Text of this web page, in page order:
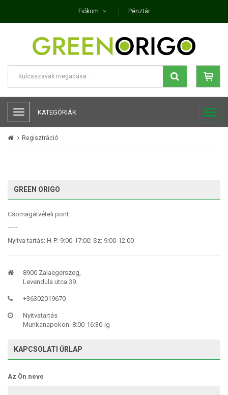
Fiókom Pénztár
KATEGÓRIÁK
Regisztráció
GREEN ORIGO
Csomagátvételi pont:
-----
Nyitva tartás: H-P: 9:00-17:00; Sz: 9:00-12:00
8900 Zalaegerszeg,
Levendula utca 39.
+36302019670
Nyitvatartás
Munkanapokon: 8:00-16:30-ig
KAPCSOLATI ŰRLAP
Az Ön neve